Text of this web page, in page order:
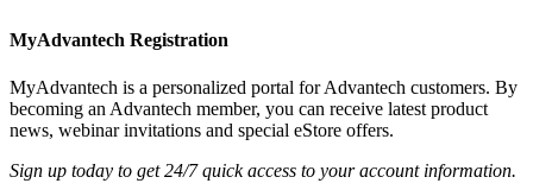
MyAdvantech Registration
MyAdvantech is a personalized portal for Advantech customers. By
becoming an Advantech member, you can receive latest product
news, webinar invitations and special eStore offers.
Sign up today to get 24/7 quick access to your account information.